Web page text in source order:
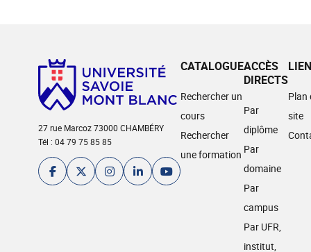
27 rue Marcoz 73000 CHAMBÉRY
Tél : 04 79 75 85 85
CATALOGUE
Rechercher un
cours
Rechercher
une formation
ACCÈS
DIRECTS
Par
diplôme
Par
domaine
Par
campus
Par UFR,
institut,
Plan
site